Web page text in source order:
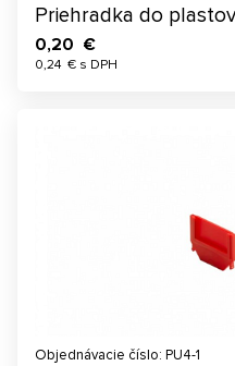
Priehradka do
0,20 €
0,24 € s DPH
Objednávacie číslo: PU4-1